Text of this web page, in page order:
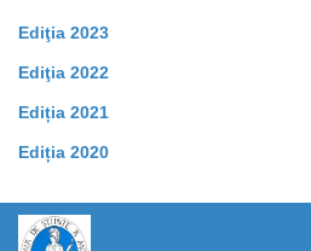
Ediţia 2023
Ediţia 2022
Ediția 2021
Ediția 2020
https://propletenie.ru/